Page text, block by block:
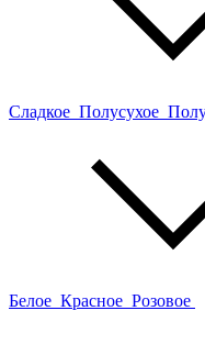
Сладкое Полусухое
Белое Красное Розовое